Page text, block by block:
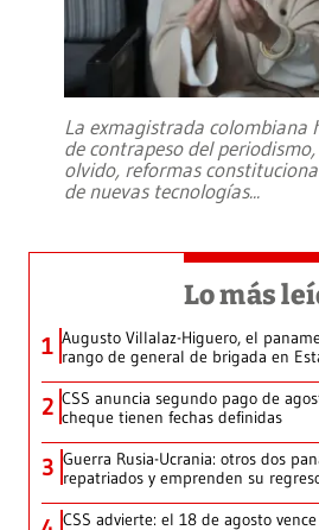
La exmagistrada colombiana
de contrapeso del
olvido, reformas
de nuevas tecnologías...
Lo más
1 Augusto Villalaz-Higuero, el
rango de general de brigada en
2 CSS anuncia segundo pago de
cheque tienen fechas definidas
3 Guerra Rusia-Ucrania: otros dos
repatriados y emprenden su
CSS advierte: el 18 de agosto